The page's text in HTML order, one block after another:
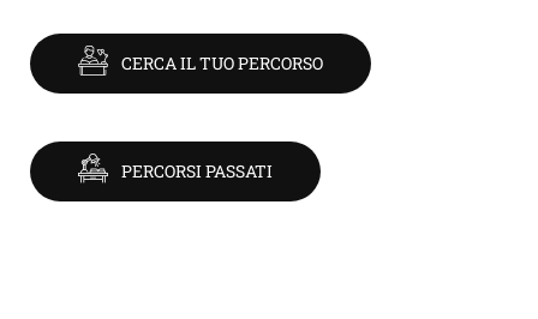
CERCA IL TUO PERCORSO
PERCORSI PASSATI